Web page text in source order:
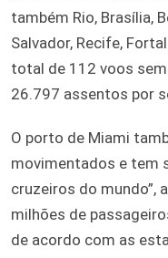
também Rio, Brasília,
Salvador, Recife,
total de 112 voos
26.797 assentos por
O porto de Miami
movimentados e tem
cruzeiros do mundo”,
milhões de
de acordo com as